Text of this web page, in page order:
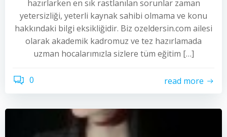
hazırlarken en sık rastlanılan sorunlar zaman
yetersizliği, yeterli kaynak sahibi olmama ve konu
hakkındaki bilgi eksikliğidir. Biz ozeldersin.com ailesi
olarak akademik kadromuz ve tez hazırlamada
uzman hocalarımızla sizlere tüm eğitim […]
0 read more